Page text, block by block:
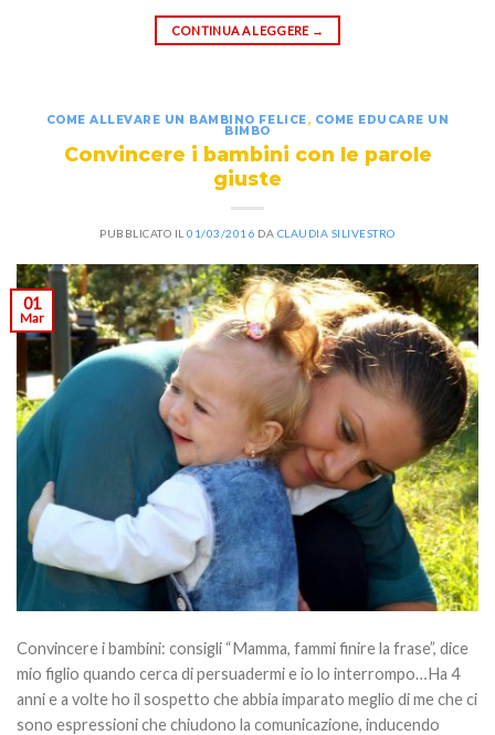
CONTINUA A LEGGERE →
COME ALLEVARE UN BAMBINO FELICE, COME EDUCARE UN
BIMBO
Convincere i bambini con le parole
giuste
PUBBLICATO IL01/03/2016 DA CLAUDIA SILIVESTRO
01
Mar
Convincere i bambini: consigli “Mamma, fammi finire la frase”, dice
mio figlio quando cerca di persuadermi e io lo interrompo…Ha 4
anni e a volte ho il sospetto che abbia imparato meglio di me che ci
sono espressioni che chiudono la comunicazione, inducendo